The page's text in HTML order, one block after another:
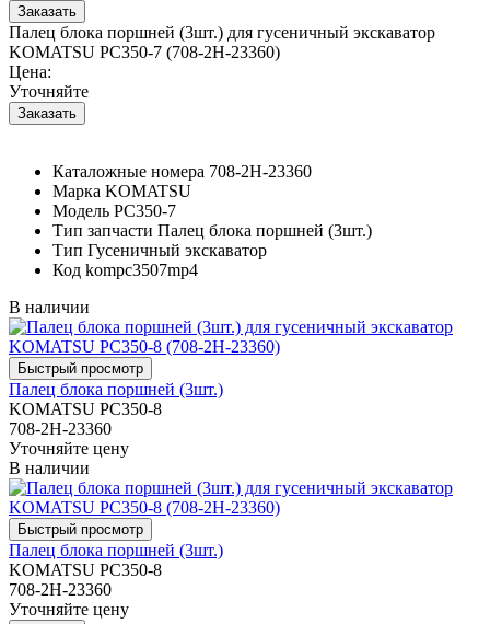
Палец блока поршней (3шт.) для гусеничный экскаватор
KOMATSU PC350-7 (708-2H-23360)
Цена:
Уточняйте
Каталожные номера 708-2H-23360
Марка KOMATSU
Модель PC350-7
Тип запчасти Палец блока поршней (3шт.)
Тип Гусеничный экскаватор
Код kompc3507mp4
В наличии
Палец блока поршней (3шт.)
KOMATSU PC350-8
708-2H-23360
Уточняйте цену
В наличии
Палец блока поршней (3шт.)
KOMATSU PC350-8
708-2H-23360
Уточняйте цену